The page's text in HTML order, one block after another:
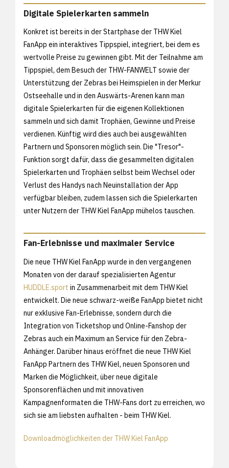
Digitale Spielerkarten sammeln
Konkret ist bereits in der Startphase der THW Kiel
FanApp ein interaktives Tippspiel, integriert, bei dem es
wertvolle Preise zu gewinnen gibt. Mit der Teilnahme am
Tippspiel, dem Besuch der THW-FANWELT sowie der
Unterstützung der Zebras bei Heimspielen in der Merkur
Ostseehalle und in den Auswärts-Arenen kann man
digitale Spielerkarten für die eigenen Kollektionen
sammeln und sich damit Trophäen, Gewinne und Preise
verdienen. Künftig wird dies auch bei ausgewählten
Partnern und Sponsoren möglich sein. Die "Tresor"-
Funktion sorgt dafür, dass die gesammelten digitalen
Spielerkarten und Trophäen selbst beim Wechsel oder
Verlust des Handys nach Neuinstallation der App
verfügbar bleiben, zudem lassen sich die Spielerkarten
unter Nutzern der THW Kiel FanApp mühelos tauschen.
Fan-Erlebnisse und maximaler Service
Die neue THW Kiel FanApp wurde in den vergangenen
Monaten von der darauf spezialisierten Agentur
HUDDLE.sport in Zusammenarbeit mit dem THW Kiel
entwickelt. Die neue schwarz-weiße FanApp bietet nicht
nur exklusive Fan-Erlebnisse, sondern durch die
Integration von Ticketshop und Online-Fanshop der
Zebras auch ein Maximum an Service für den Zebra-
Anhänger. Darüber hinaus eröffnet die neue THW Kiel
FanApp Partnern des THW Kiel, neuen Sponsoren und
Marken die Möglichkeit, über neue digitale
Sponsorenflächen und mit innovativen
Kampagnenformaten die THW-Fans dort zu erreichen, wo
sich sie am liebsten aufhalten - beim THW Kiel.
Downloadmöglichkeiten der THW Kiel FanApp